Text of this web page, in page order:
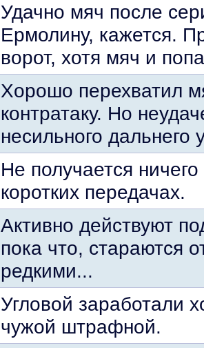
Удачно мяч после
Ермолину, кажется.
ворот, хотя мяч и
Хорошо перехватил
контратаку. Но
несильного
Не получается
коротких передачах.
Активно действуют
пока что, стараются
редкими...
Угловой заработали
чужой штрафной.